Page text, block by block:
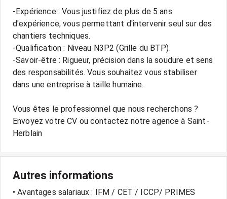
-Expérience : Vous justifiez de plus de 5 ans
d'expérience, vous permettant d'intervenir seul sur des
chantiers techniques.
-Qualification : Niveau N3P2 (Grille du BTP).
-Savoir-être : Rigueur, précision dans la soudure et sens
des responsabilités. Vous souhaitez vous stabiliser
dans une entreprise à taille humaine.
Vous êtes le professionnel que nous recherchons ?
Envoyez votre CV ou contactez notre agence à Saint-
Herblain
Autres informations
• Avantages salariaux : IFM / CET / ICCP/ PRIMES